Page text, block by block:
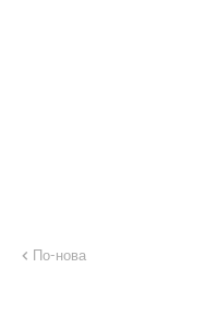
По-нова